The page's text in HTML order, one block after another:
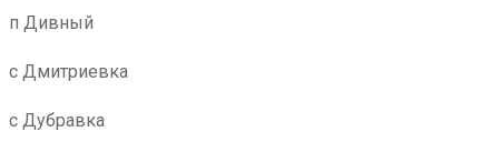
п Дивный
с Дмитриевка
с Дубравка